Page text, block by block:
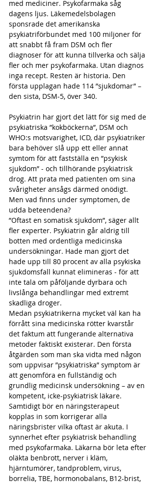
med mediciner. Psykofarmaka såg
dagens ljus. Läkemedelsbolagen
sponsrade det amerikanska
psykiatriförbundet med 100 miljoner för
att snabbt få fram DSM och fler
diagnoser för att kunna tillverka och sälja
fler och mer psykofarmaka. Utan diagnos
inga recept. Resten är historia. Den
första upplagan hade 114 ”sjukdomar” –
den sista, DSM-5, över 340.
Psykiatrin har gjort det lätt för sig med de
psykiatriska ”kokböckerna”, DSM och
WHO:s motsvarighet, ICD, där psykiatriker
bara behöver slå upp ett eller annat
symtom för att fastställa en ”psykisk
sjukdom” - och tillhörande psykiatrisk
drog. Att prata med patienten om sina
svårigheter ansågs därmed onödigt.
Men vad finns under symptomen, de
udda beteendena?
”Oftast en somatisk sjukdom”, säger allt
fler experter. Psykiatrin går aldrig till
botten med ordentliga medicinska
undersökningar. Hade man gjort det
hade upp till 80 procent av alla psykiska
sjukdomsfall kunnat elimineras - för att
inte tala om påföljande dyrbara och
livslånga behandlingar med extremt
skadliga droger.
Medan psykiatrikerna mycket väl kan ha
förrått sina medicinska rötter kvarstår
det faktum att fungerande alternativa
metoder faktiskt existerar. Den första
åtgärden som man ska vidta med någon
som uppvisar ”psykiatriska” symptom är
att genomföra en fullständig och
grundlig medicinsk undersökning – av en
kompetent, icke-psykiatrisk läkare.
Samtidigt bör en näringsterapeut
kopplas in som korrigerar alla
näringsbrister vilka oftast är akuta. I
synnerhet efter psykiatrisk behandling
med psykofarmaka. Läkarna bör leta efter
oläkta benbrott, nerver i kläm,
hjärntumörer, tandproblem, virus,
borrelia, TBE, hormonobalans, B12-brist,